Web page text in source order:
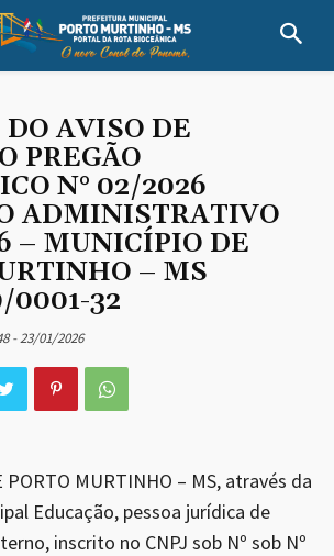
AVISO DE
PREGÃO
N° 02/2026
ADMINISTRATIVO
– MUNICÍPIO DE
– MS
0001-32
- 23/01/2026
PORTO MURTINHO – MS, através da
Educação, pessoa jurídica de
inscrito no CNPJ sob Nº sob Nº